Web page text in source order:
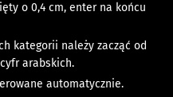
o 0,4 cm, enter na końcu
kategorii należy zacząć od
arabskich.
automatycznie.